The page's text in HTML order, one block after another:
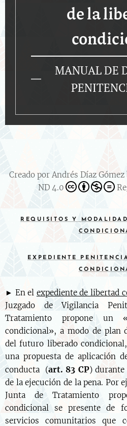
de la
MANUAL DE
Creado por Andrés Díaz
ND 4.0
REQUISITOS Y
EXPEDIENTE
► En el expediente de libertad
Juzgado de Vigilancia
Tratamiento propone un
condicional», a modo de plan
del futuro liberado
una propuesta de aplicación
conducta (art. 83 CP) durante
de la ejecución de la pena. Por
Junta de Tratamiento
condicional se presente de
servicios comunitarios que